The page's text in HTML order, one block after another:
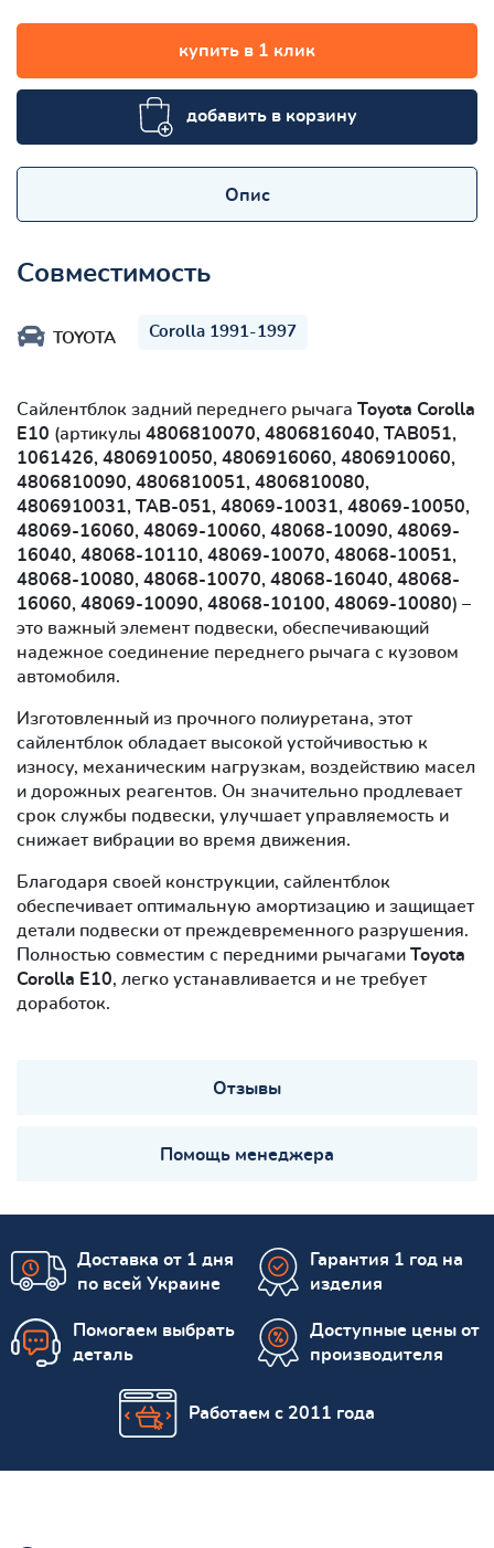
купить в 1 клик
добавить в корзину
Опис
Совместимость
TOYOTA Corolla 1991-1997
Сайлентблок задний переднего рычага Toyota Corolla
E10 (артикулы 4806810070, 4806816040, TAB051,
1061426, 4806910050, 4806916060, 4806910060,
4806810090, 4806810051, 4806810080,
4806910031, TAB-051, 48069-10031, 48069-10050,
48069-16060, 48069-10060, 48068-10090, 48069-
16040, 48068-10110, 48069-10070, 48068-10051,
48068-10080, 48068-10070, 48068-16040, 48068-
16060, 48069-10090, 48068-10100, 48069-10080) –
это важный элемент подвески, обеспечивающий
надежное соединение переднего рычага с кузовом
автомобиля.
Изготовленный из прочного полиуретана, этот
сайлентблок обладает высокой устойчивостью к
износу, механическим нагрузкам, воздействию масел
и дорожных реагентов. Он значительно продлевает
срок службы подвески, улучшает управляемость и
снижает вибрации во время движения.
Благодаря своей конструкции, сайлентблок
обеспечивает оптимальную амортизацию и защищает
детали подвески от преждевременного разрушения.
Полностью совместим с передними рычагами Toyota
Corolla E10, легко устанавливается и не требует
доработок.
Отзывы
Помощь менеджера
Доставка от 1 дня
по всей Украине
Гарантия 1 год на
изделия
Помогаем выбрать
деталь
Доступные цены от
производителя
Работаем с 2011 года